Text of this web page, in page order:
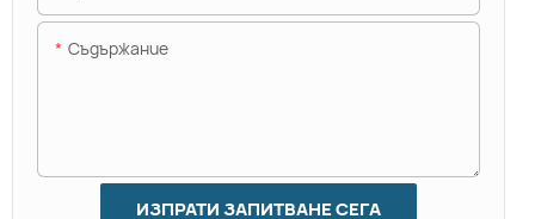
Съдържание
ИЗПРАТИ ЗАПИТВАНЕ СЕГА